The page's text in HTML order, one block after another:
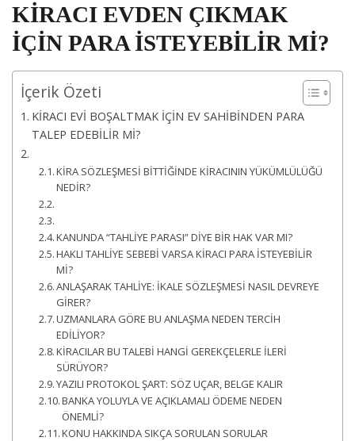
KİRACI EVDEN ÇIKMAK
İÇİN PARA İSTEYEBİLİR Mİ?
İçerik Özeti
KİRACI EVİ BOŞALTMAK İÇİN EV SAHİBİNDEN PARA
TALEP EDEBİLİR Mİ?
KİRA SÖZLEŞMESİ BİTTİĞİNDE KİRACININ YÜKÜMLÜLÜĞÜ
NEDİR?
KANUNDA “TAHLİYE PARASI” DİYE BİR HAK VAR MI?
HAKLI TAHLİYE SEBEBİ VARSA KİRACI PARA İSTEYEBİLİR
Mİ?
ANLAŞARAK TAHLİYE: İKALE SÖZLEŞMESİ NASIL DEVREYE
GİRER?
UZMANLARA GÖRE BU ANLAŞMA NEDEN TERCİH
EDİLİYOR?
KİRACILAR BU TALEBİ HANGİ GEREKÇELERLE İLERİ
SÜRÜYOR?
YAZILI PROTOKOL ŞART: SÖZ UÇAR, BELGE KALIR
BANKA YOLUYLA VE AÇIKLAMALI ÖDEME NEDEN
ÖNEMLİ?
KONU HAKKINDA SIKÇA SORULAN SORULAR